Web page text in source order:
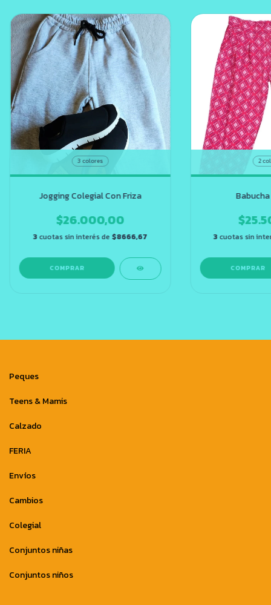
3 colores
Jogging Colegial Con Friza
$26.000,00
3cuotas sin interés de $8666,67
COMPRAR
2
Babucha
3cuotas sin
COMPRAR
Peques
Teens & Mamis
Calzado
FERIA
Envíos
Cambios
Colegial
Conjuntos niñas
Conjuntos niños